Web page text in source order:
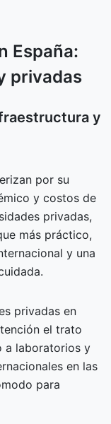
España:
privadas
y
por su
y costos de
privadas,
más práctico,
y una
privadas en
el trato
a laboratorios y
en las
para